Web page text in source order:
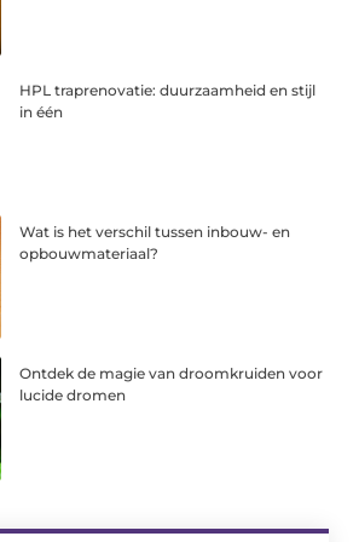
HPL traprenovatie: duurzaamheid en stijl
in één
Wat is het verschil tussen inbouw- en
opbouwmateriaal?
Ontdek de magie van droomkruiden voor
lucide dromen